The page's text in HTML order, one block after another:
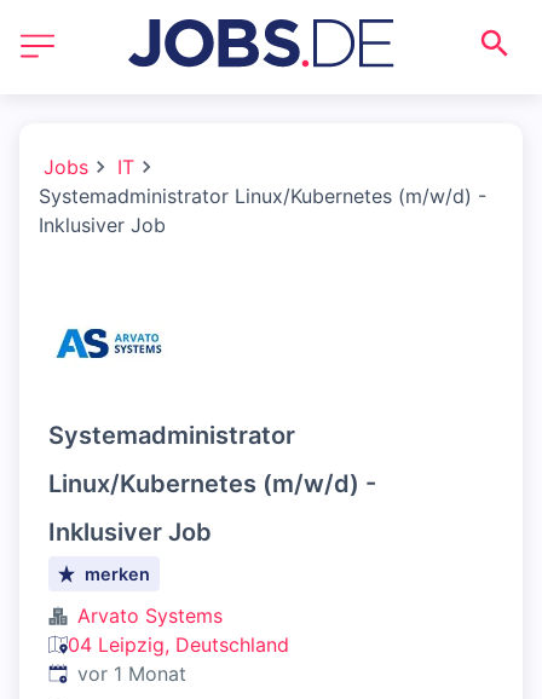
Jobs
IT
Systemadministrator Linux/Kubernetes (m/w/d) -
Inklusiver Job
Systemadministrator
Linux/Kubernetes (m/w/d) -
Inklusiver Job
merken
Arvato Systems
04 Leipzig, Deutschland
Veröffentlicht:
vor 1 Monat